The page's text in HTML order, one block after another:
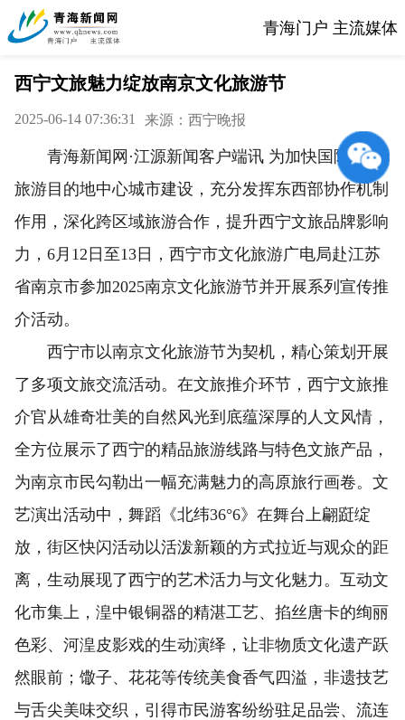
青海门户 主流媒体
西宁文旅魅力绽放南京文化旅游节
2025-06-14 07:36:31 来源：西宁晚报
青海新闻网·江源新闻客户端讯 为加快国际生态
旅游目的地中心城市建设，充分发挥东西部协作机制
作用，深化跨区域旅游合作，提升西宁文旅品牌影响
力，6月12日至13日，西宁市文化旅游广电局赴江苏
省南京市参加2025南京文化旅游节并开展系列宣传推
介活动。
西宁市以南京文化旅游节为契机，精心策划开展
了多项文旅交流活动。在文旅推介环节，西宁文旅推
介官从雄奇壮美的自然风光到底蕴深厚的人文风情，
全方位展示了西宁的精品旅游线路与特色文旅产品，
为南京市民勾勒出一幅充满魅力的高原旅行画卷。文
艺演出活动中，舞蹈《北纬36°6》在舞台上翩跹绽
放，街区快闪活动以活泼新颖的方式拉近与观众的距
离，生动展现了西宁的艺术活力与文化魅力。互动文
化市集上，湟中银铜器的精湛工艺、掐丝唐卡的绚丽
色彩、河湟皮影戏的生动演绎，让非物质文化遗产跃
然眼前；馓子、花花等传统美食香气四溢，非遗技艺
与舌尖美味交织，引得市民游客纷纷驻足品尝、流连